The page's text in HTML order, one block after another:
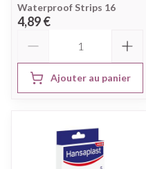
Waterproof Strips 16
4,89 €
Ajouter au panier